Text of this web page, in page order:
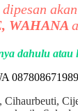
WAHANA
dahulu